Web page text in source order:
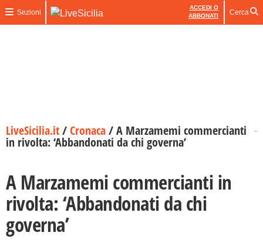
Sezioni
ACCEDI O
ABBONATI
Cerca
LiveSicilia.it/Cronaca/A Marzamemi commercianti
in rivolta: ‘Abbandonati da chi governa’
A Marzamemi commercianti in
rivolta: ‘Abbandonati da chi
governa’